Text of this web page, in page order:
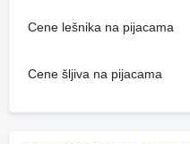
Cene lešnika na pijacama
Cene šljiva na pijacama